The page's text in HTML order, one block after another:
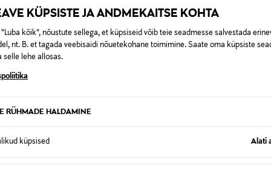
KÜPSISTE JA ANDMEKAITSE KOHTA
kõik", nõustute sellega, et küpsiseid võib teie seadmesse salvestada
nt. B. et tagada veebisaidi nõuetekohane toimimine. Saate oma küpsiste
selle lehe allosas.
RÜHMADE HALDAMINE
küpsised Alati
0,00 € – 4,90 €
Tagastatavad suletud pakendis kosmeetika- ja loodustooted
KA